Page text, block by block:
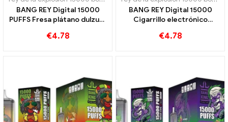
BANG REY Digital 15000
PUFFS Fresa plátano dulzura
€4.78
BANG REY Digital 15000
Cigarrillo electrónico
€4.78